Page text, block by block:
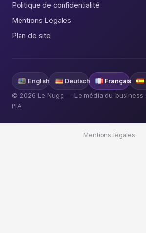
Politique de confidentialité
Mentions Légales
Plan de site
English Deutsch Français
© 2026 Le Nugg — Le média du business
l'IA
Mentions légales